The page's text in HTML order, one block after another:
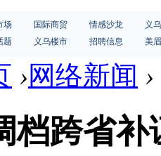
场 国际商贸 情感沙龙
义
题 义乌楼市 招聘信息 美
›网络新闻 ›
档跨省